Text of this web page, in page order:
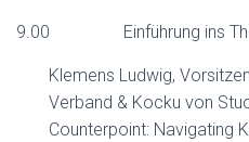
9.00 Einführung ins
Klemens Ludwig,
Verband & Kocku von
Counterpoint: Navigating